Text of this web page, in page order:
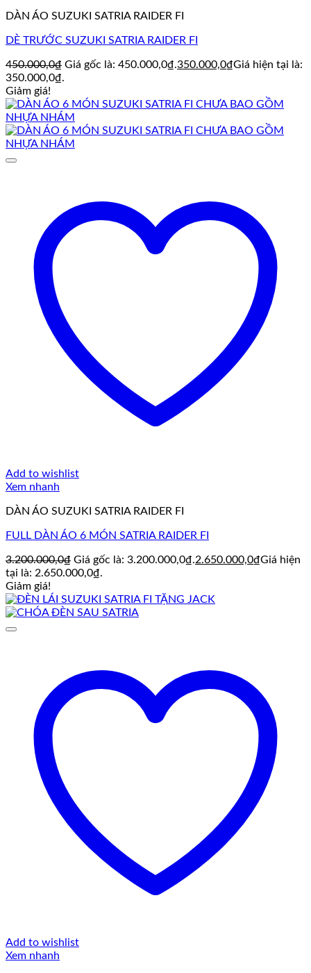
DÀN ÁO SUZUKI SATRIA RAIDER FI
DÈ TRƯỚC SUZUKI SATRIA RAIDER FI
450.000,0₫ Giá gốc là: 450.000,0₫.350.000,0₫Giá hiện tại là:
350.000,0₫.
Giảm giá!
Add to wishlist
Xem nhanh
DÀN ÁO SUZUKI SATRIA RAIDER FI
FULL DÀN ÁO 6 MÓN SATRIA RAIDER FI
3.200.000,0₫ Giá gốc là: 3.200.000,0₫.2.650.000,0₫Giá hiện
tại là: 2.650.000,0₫.
Giảm giá!
Add to wishlist
Xem nhanh